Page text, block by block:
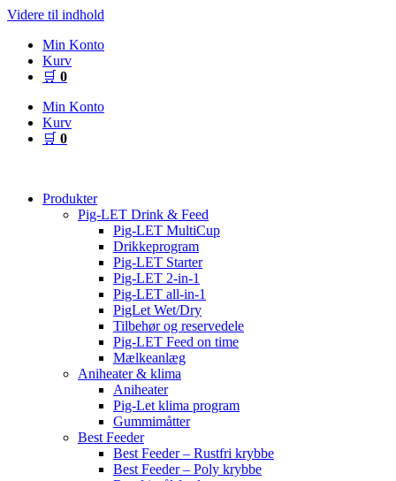
Videre til indhold
Min Konto
Kurv
🛒 0
Min Konto
Kurv
🛒 0
Produkter
Pig-LET Drink & Feed
Pig-LET MultiCup
Drikkeprogram
Pig-LET Starter
Pig-LET 2-in-1
Pig-LET all-in-1
PigLet Wet/Dry
Tilbehør og reservedele
Pig-LET Feed on time
Mælkeanlæg
Aniheater & klima
Aniheater
Pig-Let klima program
Gummimåtter
Best Feeder
Best Feeder – Rustfri krybbe
Best Feeder – Poly krybbe